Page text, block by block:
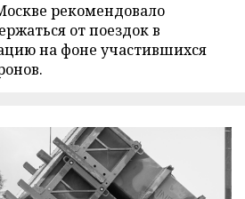
рекомендовало
от поездок в
на фоне участившихся